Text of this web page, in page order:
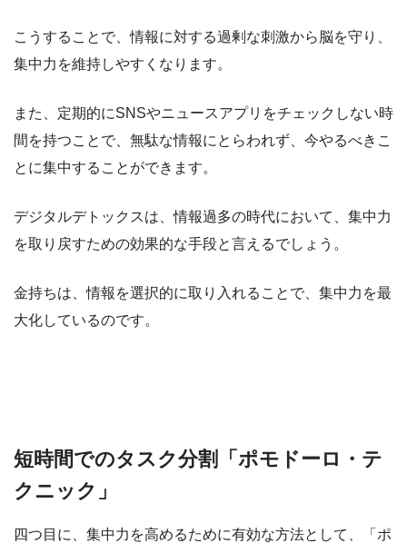
こうすることで、情報に対する過剰な刺激から脳を守り、
集中力を維持しやすくなります。
また、定期的にSNSやニュースアプリをチェックしない時
間を持つことで、無駄な情報にとらわれず、今やるべきこ
とに集中することができます。
デジタルデトックスは、情報過多の時代において、集中力
を取り戻すための効果的な手段と言えるでしょう。
金持ちは、情報を選択的に取り入れることで、集中力を最
大化しているのです。
短時間でのタスク分割「ポモドーロ・テ
クニック」
四つ目に、集中力を高めるために有効な方法として、「ポ